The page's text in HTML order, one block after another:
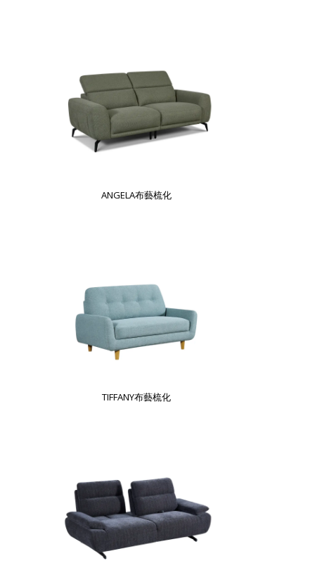
ANGELA布藝梳化
TIFFANY布藝梳化